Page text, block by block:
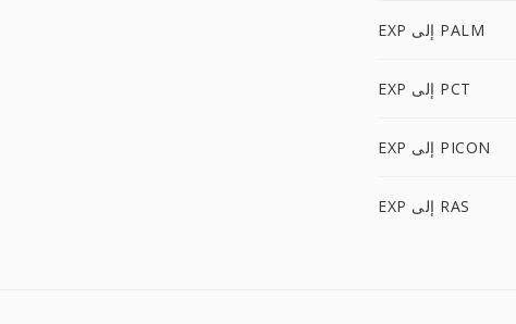
EXP إلى PALM
EXP إلى PCT
EXP إلى PICON
EXP إلى RAS